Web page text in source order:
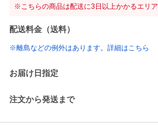
※こちらの商品は配送に3日以上かかるエリ
配送料金（送料）
※離島などの例外はあります。詳細はこちら
お届け日指定
注文から発送まで